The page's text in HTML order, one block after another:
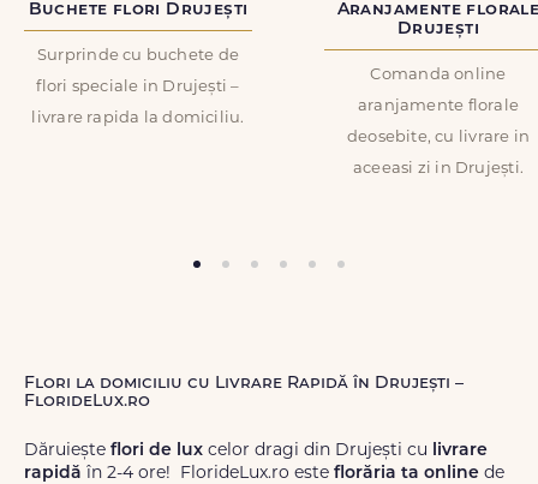
Buchete flori Drujești
Surprinde cu buchete de
flori speciale in Drujești –
livrare rapida la domiciliu.
Aranjamente
Drujești
Comanda online
aranjamente florale
deosebite, cu livrare in
aceeasi zi in Drujești.
Flori la domiciliu cu Livrare Rapidă în Drujești –
FlorideLux.ro
Dăruiește flori de lux celor dragi din Drujești cu livrare
rapidă în 2-4 ore! FlorideLux.ro este florăria ta online de